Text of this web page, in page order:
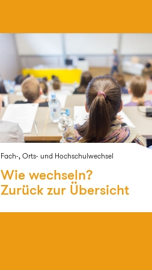
Fach-, Orts- und Hochschulwechsel
Wie wechseln?
Zurück zur Übersicht